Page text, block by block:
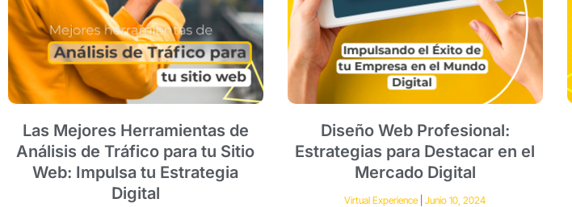
Las Mejores Herramientas de
Análisis de Tráfico para tu Sitio
Web: Impulsa tu Estrategia
Digital
Diseño Web Profesional:
Estrategias para Destacar en el
Mercado Digital
Virtual Experience Junio 10, 2024